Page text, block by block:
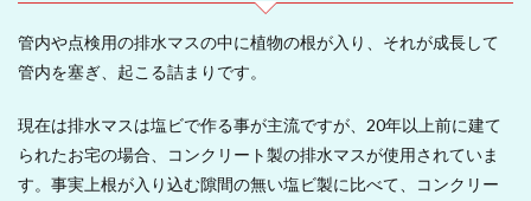
管内や点検用の排水マスの中に植物の根が入り、それが成長して
管内を塞ぎ、起こる詰まりです。
現在は排水マスは塩ビで作る事が主流ですが、20年以上前に建て
られたお宅の場合、コンクリート製の排水マスが使用されていま
す。事実上根が入り込む隙間の無い塩ビ製に比べて、コンクリー